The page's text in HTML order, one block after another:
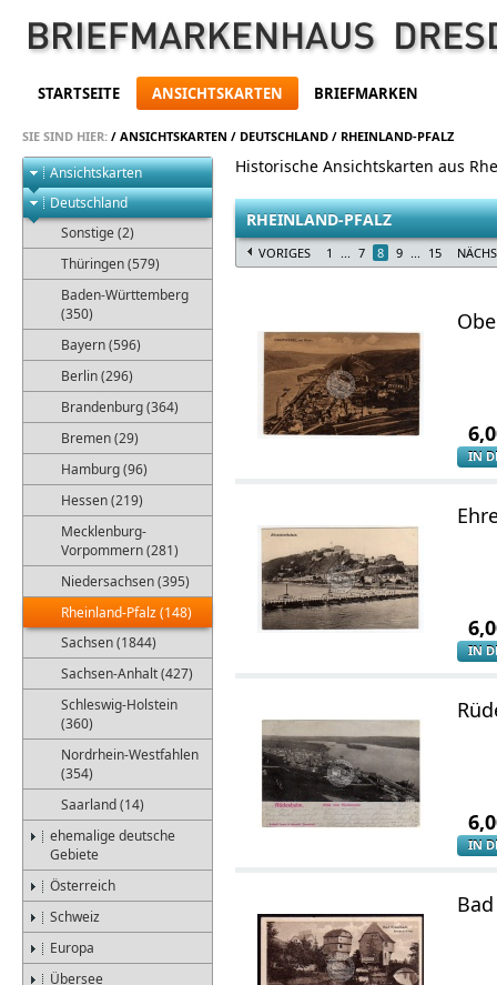
STARTSEITE ANSICHTSKARTEN BRIEFMARKEN
SIE SIND HIER: / ANSICHTSKARTEN / DEUTSCHLAND / RHEINLAND-PFALZ
Ansichtskarten
Deutschland
Sonstige (2)
Thüringen (579)
Baden-Württemberg
(350)
Bayern (596)
Berlin (296)
Brandenburg (364)
Bremen (29)
Hamburg (96)
Hessen (219)
Mecklenburg-
Vorpommern (281)
Niedersachsen (395)
Rheinland-Pfalz (148)
Sachsen (1844)
Sachsen-Anhalt (427)
Schleswig-Holstein
(360)
Nordrhein-Westfahlen
(354)
Saarland (14)
ehemalige deutsche
Gebiete
Österreich
Schweiz
Europa
Übersee
Historische Ansichtskarten aus
RHEINLAND-PFALZ
VORIGES 1 ... 7 8 9 ... 15
IN
IN
IN